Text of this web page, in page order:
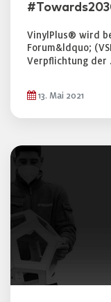
VinylPlus® wird
Forum&ldquo;
Verpflichtung der
13. Mai 2021